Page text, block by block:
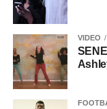
VIDEO